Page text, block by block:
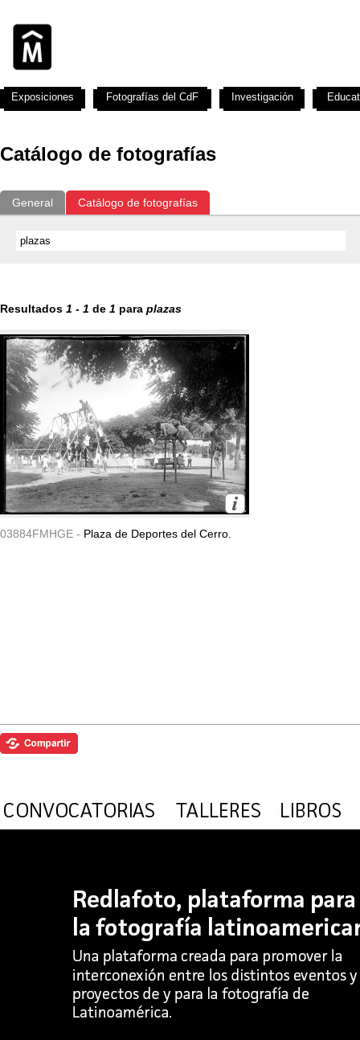
Catálogo de fotografías
General Catálogo de fotografías
Resultados 1 - 1 de 1 para plazas
03884FMHGE - Plaza de Deportes del Cerro.
Exposiciones Fotografías del CdF Investigación